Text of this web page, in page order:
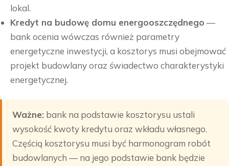
lokal.
Kredyt na budowę domu energooszczędnego —
bank ocenia wówczas również parametry
energetyczne inwestycji, a kosztorys musi obejmować
projekt budowlany oraz świadectwo charakterystyki
energetycznej.
Ważne: bank na podstawie kosztorysu ustali
wysokość kwoty kredytu oraz wkładu własnego.
Częścią kosztorysu musi być harmonogram robót
budowlanych — na jego podstawie bank będzie